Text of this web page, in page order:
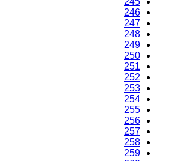
246
247
248
249
250
251
252
253
254
255
256
257
258
259